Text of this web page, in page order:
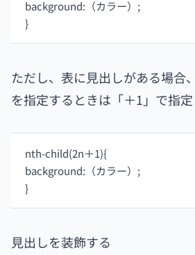
background:（カラー）;
}
ただし、表に見出しがある場合
を指定するときは「＋1」で指定
nth-child(2n＋1){
background:（カラー）;
}
見出しを装飾する